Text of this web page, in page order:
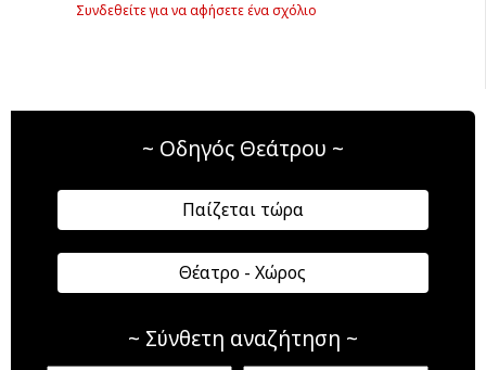
Συνδεθείτε για να αφήσετε ένα σχόλιο
~ Οδηγός Θεάτρου ~
Παίζεται τώρα
Θέατρο - Χώρος
~ Σύνθετη αναζήτηση ~